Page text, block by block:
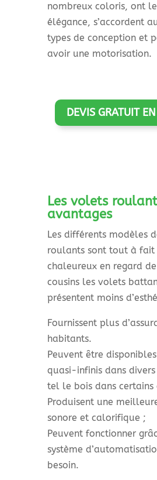
nombreux coloris, ont
élégance, s’accordent
types de conception et
avoir une motorisation.
DEVIS GRATUIT
Les volets
avantages
Les différents modèles
roulants sont tout à fait
chaleureux en regard
cousins les volets
présentent moins
Fournissent plus
habitants.
Peuvent être
quasi-infinis dans
tel le bois dans certains
Produisent une
sonore et calorifique ;
Peuvent fonctionner
système
besoin.